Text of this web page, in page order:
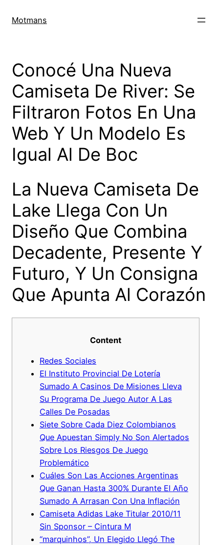
Motmans
Conocé Una Nueva
Camiseta De River: Se
Filtraron Fotos En Una
Web Y Un Modelo Es
Igual Al De Boc
La Nueva Camiseta De
Lake Llega Con Un
Diseño Que Combina
Decadente, Presente Y
Futuro, Y Un Consigna
Que Apunta Al Corazón
Content
Redes Sociales
El Instituto Provincial De Lotería
Sumado A Casinos De Misiones Lleva
Su Programa De Juego Autor A Las
Calles De Posadas
Siete Sobre Cada Diez Colombianos
Que Apuestan Simply No Son Alertados
Sobre Los Riesgos De Juego
Problemático
Cuáles Son Las Acciones Argentinas
Que Ganan Hasta 300% Durante El Año
Sumado A Arrasan Con Una Inflación
Camiseta Adidas Lake Titular 2010/11
Sin Sponsor – Cintura M
“marquinhos”, Un Elegido Llegó The